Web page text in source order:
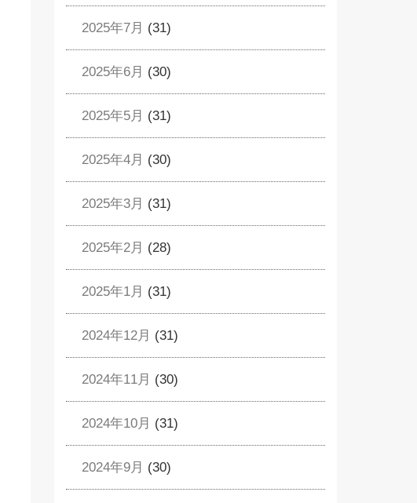
2025年7月 (31)
2025年6月 (30)
2025年5月 (31)
2025年4月 (30)
2025年3月 (31)
2025年2月 (28)
2025年1月 (31)
2024年12月 (31)
2024年11月 (30)
2024年10月 (31)
2024年9月 (30)